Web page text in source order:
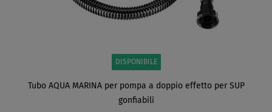
DISPONIBILE
Tubo AQUA MARINA per pompa a doppio effetto per SUP
gonfiabili